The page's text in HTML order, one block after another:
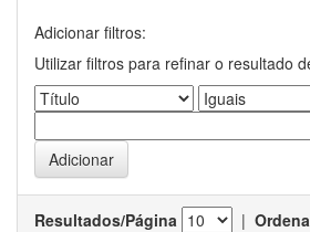
Adicionar filtros:
Utilizar filtros para refinar o resultado
Resultados/Página |